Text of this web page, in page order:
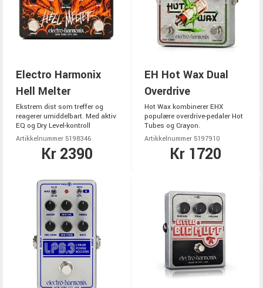
Electro Harmonix
Hell Melter
Ekstrem dist som treffer og
reagerer umiddelbart. Med aktiv
EQ og Dry Level-kontroll
Artikkelnummer 5198346
Kr 2390
EH Hot Wax Dual
Overdrive
Hot Wax kombinerer EHX
populære overdrive-pedaler Hot
Tubes og Crayon.
Artikkelnummer 5197910
Kr 1720